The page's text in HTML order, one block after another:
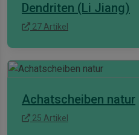
Dendriten (Li Jiang)
27 Artikel
Achatscheiben natur
25 Artikel